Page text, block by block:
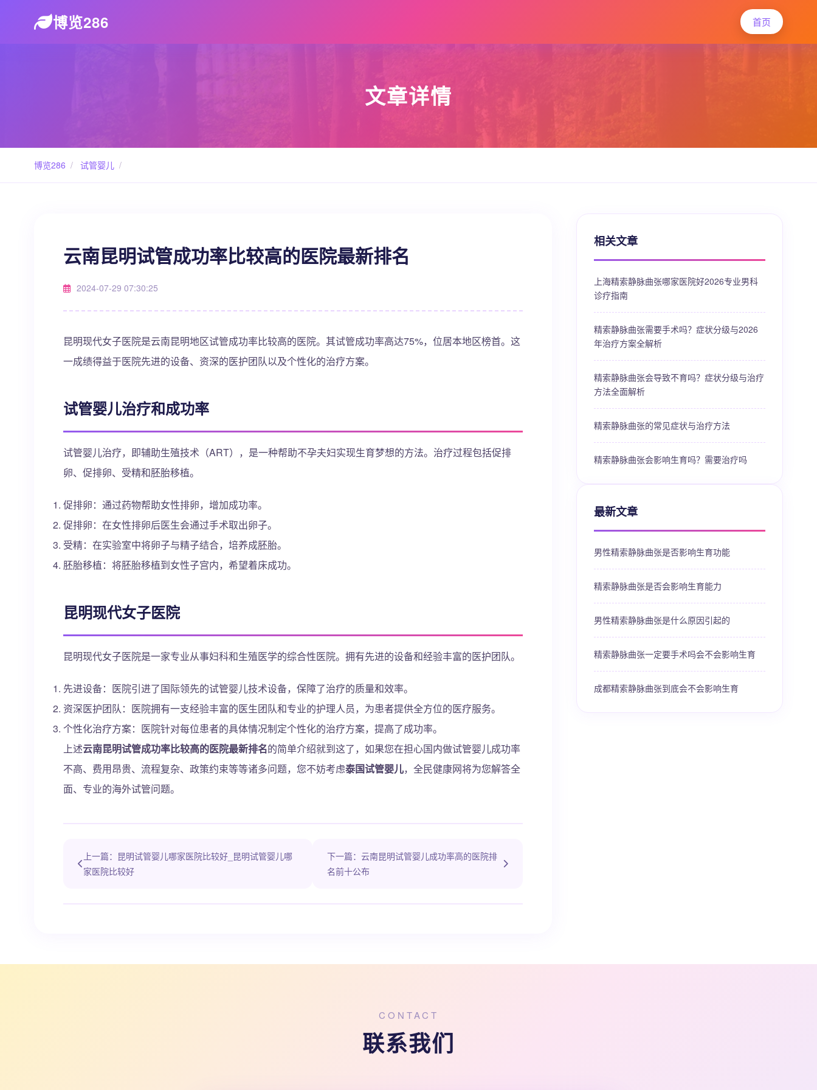
博览286 首页
文章详情
博览286 / 试管婴儿 /
云南昆明试管成功率比较高的医院最新排名
2024-07-29 07:30:25
昆明现代女子医院是云南昆明地区试管成功率比较高的医院。其试管成功率高达75%，位居本地区榜首。这
一成绩得益于医院先进的设备、资深的医护团队以及个性化的治疗方案。
试管婴儿治疗和成功率
试管婴儿治疗，即辅助生殖技术（ART），是一种帮助不孕夫妇实现生育梦想的方法。治疗过程包括促排
卵、促排卵、受精和胚胎移植。
促排卵：通过药物帮助女性排卵，增加成功率。
促排卵：在女性排卵后医生会通过手术取出卵子。
受精：在实验室中将卵子与精子结合，培养成胚胎。
胚胎移植：将胚胎移植到女性子宫内，希望着床成功。
昆明现代女子医院
昆明现代女子医院是一家专业从事妇科和生殖医学的综合性医院。拥有先进的设备和经验丰富的医护团队。
先进设备：医院引进了国际领先的试管婴儿技术设备，保障了治疗的质量和效率。
资深医护团队：医院拥有一支经验丰富的医生团队和专业的护理人员，为患者提供全方位的医疗服务。
个性化治疗方案：医院针对每位患者的具体情况制定个性化的治疗方案，提高了成功率。
上述云南昆明试管成功率比较高的医院最新排名的简单介绍就到这了，如果您在担心国内做试管婴儿成功率
不高、费用昂贵、流程复杂、政策约束等等诸多问题，您不妨考虑泰国试管婴儿，全民健康网将为您解答全
面、专业的海外试管问题。
上一篇：昆明试管婴儿哪家医院比较好_昆明试管婴儿哪
家医院比较好
下一篇：云南昆明试管婴儿成功率高的医院排
名前十公布
相关文章
上海精索静脉曲张哪家医院好2026专业男科
诊疗指南
精索静脉曲张需要手术吗？症状分级与2026
年治疗方案全解析
精索静脉曲张会导致不育吗？症状分级与治疗
方法全面解析
精索静脉曲张的常见症状与治疗方法
精索静脉曲张会影响生育吗？需要治疗吗
最新文章
男性精索静脉曲张是否影响生育功能
精索静脉曲张是否会影响生育能力
男性精索静脉曲张是什么原因引起的
精索静脉曲张一定要手术吗会不会影响生育
成都精索静脉曲张到底会不会影响生育
CONTACT
联系我们